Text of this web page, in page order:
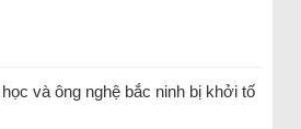
và ông nghệ bắc ninh bị khởi tố